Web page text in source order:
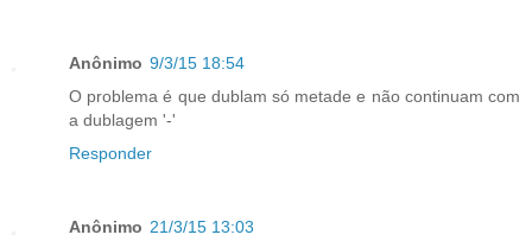
Anônimo 9/3/15 18:54
O problema é que dublam só metade e não continuam com
a dublagem '-'
Responder
Anônimo 21/3/15 13:03